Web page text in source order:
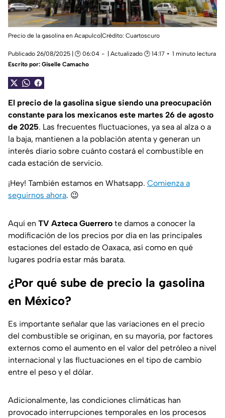
Precio de la gasolina en Acapulco|Crédito: Cuartoscuro
Publicado 26/08/2025 | 🕑 06:04 | Actualizado 🕑 14:17
1 minuto lectura
Escrito por: Giselle Camacho
El precio de la gasolina sigue siendo una preocupación
constante para los mexicanos este martes 26 de agosto
de 2025. Las frecuentes fluctuaciones, ya sea al alza o a
la baja, mantienen a la población atenta y generan un
interés diario sobre cuánto costará el combustible en
cada estación de servicio.
¡Hey! También estamos en Whatsapp. Comienza a
seguirnos ahora. 😉
Aquí en TV Azteca Guerrero te damos a conocer la
modificación de los precios por día en las principales
estaciones del estado de Oaxaca, así como en qué
lugares podría estar más barata.
¿Por qué sube de precio la gasolina
en México?
Es importante señalar que las variaciones en el precio
del combustible se originan, en su mayoría, por factores
externos como el aumento en el valor del petróleo a nivel
internacional y las fluctuaciones en el tipo de cambio
entre el peso y el dólar.
Adicionalmente, las condiciones climáticas han
provocado interrupciones temporales en los procesos